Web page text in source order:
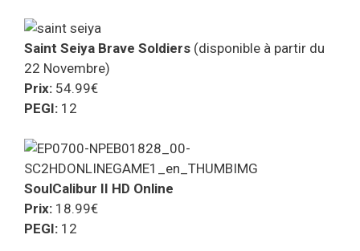
Saint Seiya Brave Soldiers (disponible à partir du
22 Novembre)
Prix: 54.99€
PEGI: 12
SoulCalibur II HD Online
Prix: 18.99€
PEGI: 12